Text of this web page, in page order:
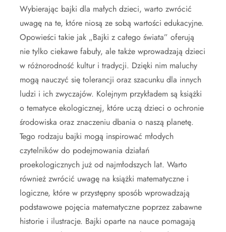
Wybierając bajki dla małych dzieci, warto zwrócić
uwagę na te, które niosą ze sobą wartości edukacyjne.
Opowieści takie jak „Bajki z całego świata” oferują
nie tylko ciekawe fabuły, ale także wprowadzają dzieci
w różnorodność kultur i tradycji. Dzięki nim maluchy
mogą nauczyć się tolerancji oraz szacunku dla innych
ludzi i ich zwyczajów. Kolejnym przykładem są książki
o tematyce ekologicznej, które uczą dzieci o ochronie
środowiska oraz znaczeniu dbania o naszą planetę.
Tego rodzaju bajki mogą inspirować młodych
czytelników do podejmowania działań
proekologicznych już od najmłodszych lat. Warto
również zwrócić uwagę na książki matematyczne i
logiczne, które w przystępny sposób wprowadzają
podstawowe pojęcia matematyczne poprzez zabawne
historie i ilustracje. Bajki oparte na nauce pomagają